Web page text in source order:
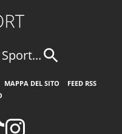
MAPPA DEL SITO
FEED RSS